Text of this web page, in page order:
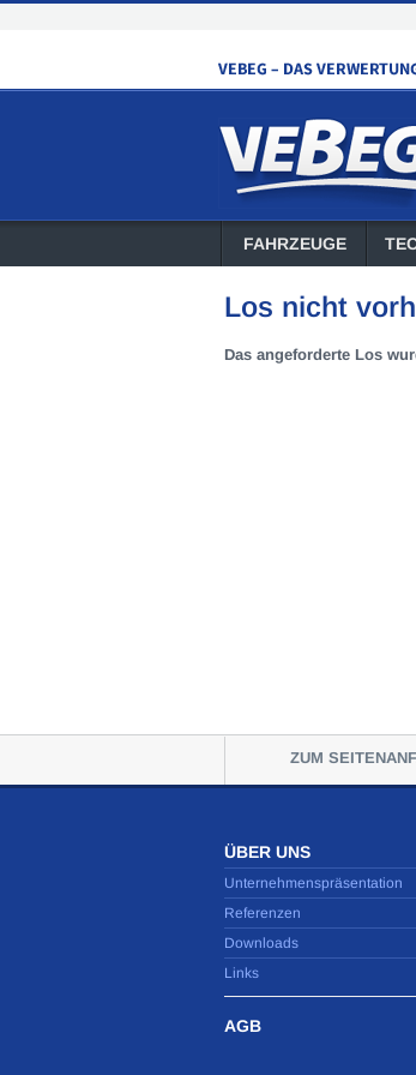
FAHRZEUGE
Los nicht
Das angeforderte Los
ZUM
ÜBER UNS
Unternehmenspräsentation
Referenzen
Downloads
Links
AGB